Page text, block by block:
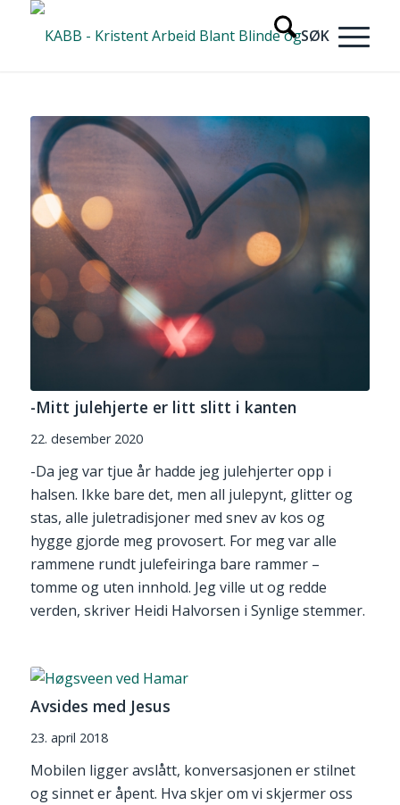
-Mitt julehjerte er litt slitt i kanten
22. desember 2020
-Da jeg var tjue år hadde jeg julehjerter opp i
halsen. Ikke bare det, men all julepynt, glitter og
stas, alle juletradisjoner med snev av kos og
hygge gjorde meg provosert. For meg var alle
rammene rundt julefeiringa bare rammer –
tomme og uten innhold. Jeg ville ut og redde
verden, skriver Heidi Halvorsen i Synlige stemmer.
Avsides med Jesus
23. april 2018
Mobilen ligger avslått, konversasjonen er stilnet
og sinnet er åpent. Hva skjer om vi skjermer oss